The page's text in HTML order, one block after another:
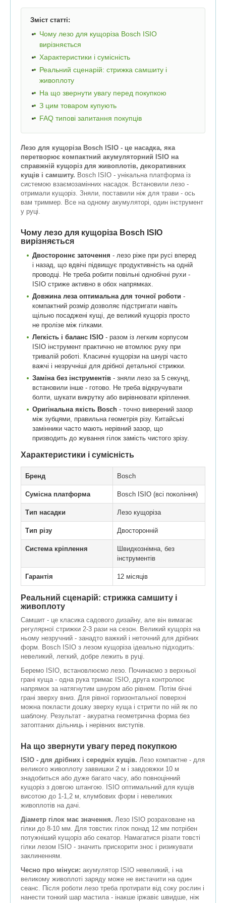
Зміст статті:
Чому лезо для кущоріза Bosch ISIO
вирізняється
Характеристики і сумісність
Реальний сценарій: стрижка самшиту і
живоплоту
На що звернути увагу перед покупкою
З цим товаром купують
FAQ типові запитання покупців
Лезо для кущоріза Bosch ISIO - це насадка, яка
перетворює компактний акумуляторний ISIO на
справжній кущоріз для живоплотів, декоративних
кущів і самшиту. Bosch ISIO - унікальна платформа із
системою взаємозамінних насадок. Встановили лезо -
отримали кущоріз. Зняли, поставили ніж для трави - ось
вам триммер. Все на одному акумуляторі, один інструмент
у руці.
Чому лезо для кущоріза Bosch ISIO
вирізняється
Двостороннє заточення - лезо ріже при русі вперед
і назад, що вдвічі підвищує продуктивність на одній
проводці. Не треба робити повільні однобічні рухи -
ISIO стриже активно в обох напрямках.
Довжина леза оптимальна для точної роботи -
компактний розмір дозволяє підстригати навіть
щільно посаджені кущі, де великий кущоріз просто
не пролізе між гілками.
Легкість і баланс ISIO - разом із легким корпусом
ISIO інструмент практично не втомлює руку при
тривалій роботі. Класичні кущорізи на шнурі часто
важчі і незручніші для дрібної детальної стрижки.
Заміна без інструментів - зняли лезо за 5 секунд,
встановили інше - готово. Не треба відкручувати
болти, шукати викрутку або вирівнювати кріплення.
Оригінальна якість Bosch - точно виверений зазор
між зубцями, правильна геометрія різу. Китайські
замінники часто мають нерівний зазор, що
призводить до жування гілок замість чистого зрізу.
Характеристики і сумісність
Бренд Bosch
Сумісна платформа Bosch ISIO (всі покоління)
Тип насадки Лезо кущоріза
Тип різу Двосторонній
Система кріплення
Швидкознімна, без
інструментів
Гарантія 12 місяців
Реальний сценарій: стрижка самшиту і
живоплоту
Самшит - це класика садового дизайну, але він вимагає
регулярної стрижки 2-3 рази на сезон. Великий кущоріз на
ньому незручний - занадто важкий і неточний для дрібних
форм. Bosch ISIO з лезом кущоріза ідеально підходить:
невеликий, легкий, добре лежить в руці.
Беремо ISIO, встановлюємо лезо. Починаємо з верхньої
грані куща - одна рука тримає ISIO, друга контролює
напрямок за натягнутим шнуром або рівнем. Потім бічні
грані зверху вниз. Для рівної горизонтальної поверхні
можна покласти дошку зверху куща і стригти по ній як по
шаблону. Результат - акуратна геометрична форма без
затоптаних дільниць і нерівних виступів.
На що звернути увагу перед покупкою
ISIO - для дрібних і середніх кущів. Лезо компактне - для
великого живоплоту заввишки 2 м і завдовжки 10 м
знадобиться або дуже багато часу, або повноцінний
кущоріз з довгою штангою. ISIO оптимальний для кущів
висотою до 1-1,2 м, клумбових форм і невеликих
живоплотів на дачі.
Діаметр гілок має значення. Лезо ISIO розраховане на
гілки до 8-10 мм. Для товстих гілок понад 12 мм потрібен
потужніший кущоріз або секатор. Намагатися різати товсті
гілки лезом ISIO - значить прискорити знос і ризикувати
заклиненням.
Чесно про мінуси: акумулятор ISIO невеликий, і на
великому живоплоті заряду може не вистачити на один
сеанс. Після роботи лезо треба протирати від соку рослин і
нанести тонкий шар мастила - інакше іржавіє швидше, ніж